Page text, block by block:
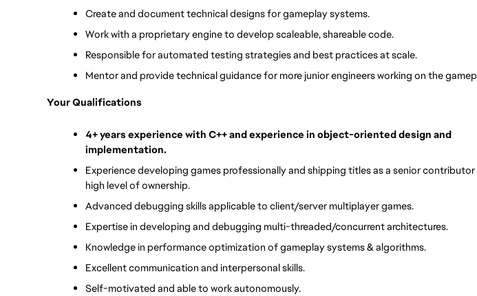
Create and document technical designs for gameplay systems.
Work with a proprietary engine to develop scaleable, shareable code.
Responsible for automated testing strategies and best practices at scale.
Mentor and provide technical guidance for more junior engineers working on the
Your Qualifications
4+ years experience with C++ and experience in object-oriented design and
implementation.
Experience developing games professionally and shipping titles as a senior contributor
high level of ownership.
Advanced debugging skills applicable to client/server multiplayer games.
Expertise in developing and debugging multi-threaded/concurrent architectures.
Knowledge in performance optimization of gameplay systems & algorithms.
Excellent communication and interpersonal skills.
Self-motivated and able to work autonomously.